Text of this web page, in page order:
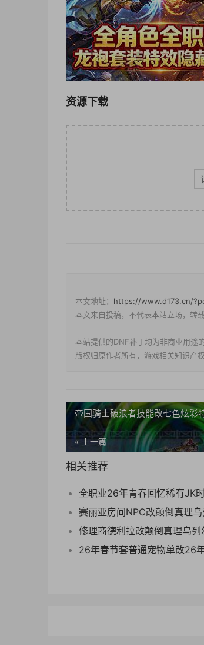
资源下载
本文地址： https://www.d173.cn/
本文来自投稿，不代表本站立场，转
本站提供的DNF补丁均为非商业用途
版权归原作者所有，游戏相关知识产
帝国骑士破浪者技能改七色炫彩
« 上一篇
相关推荐
全职业26年青春回忆稀有JK
赛丽亚房间NPC改颠倒真理
修理商德利拉改颠倒真理乌列
26年春节套普通宠物单改26